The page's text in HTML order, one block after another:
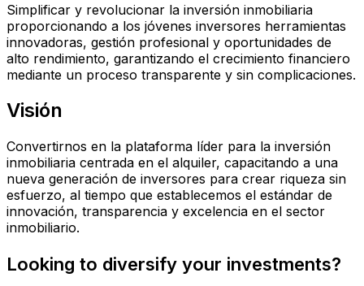
Simplificar y revolucionar la inversión inmobiliaria
proporcionando a los jóvenes inversores herramientas
innovadoras, gestión profesional y oportunidades de
alto rendimiento, garantizando el crecimiento financiero
mediante un proceso transparente y sin complicaciones.
Visión
Convertirnos en la plataforma líder para la inversión
inmobiliaria centrada en el alquiler, capacitando a una
nueva generación de inversores para crear riqueza sin
esfuerzo, al tiempo que establecemos el estándar de
innovación, transparencia y excelencia en el sector
inmobiliario.
Looking to diversify your investments?